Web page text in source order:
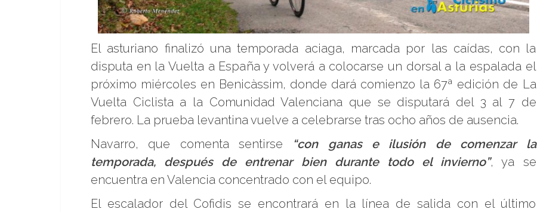
El asturiano finalizó una temporada aciaga, marcada por las caídas, con la
disputa en la Vuelta a España y volverá a colocarse un dorsal a la espalada el
próximo miércoles en Benicàssim, donde dará comienzo la 67ª edición de La
Vuelta Ciclista a la Comunidad Valenciana que se disputará del 3 al 7 de
febrero. La prueba levantina vuelve a celebrarse tras ocho años de ausencia.
Navarro, que comenta sentirse
“con ganas e ilusión de comenzar la
temporada, después de entrenar bien durante todo el invierno”, ya se
encuentra en Valencia concentrado con el equipo.
El escalador del Cofidis se encontrará en la línea de salida con el último